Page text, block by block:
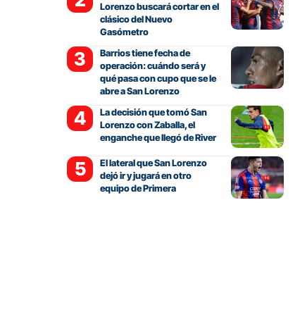
Lorenzo buscará cortar en el
clásico del Nuevo
Gasómetro
Barrios tiene fecha de
operación: cuándo será y
qué pasa con cupo que se le
abre a San Lorenzo
La decisión que tomó San
Lorenzo con Zaballa, el
enganche que llegó de River
El lateral que San Lorenzo
dejó ir y jugará en otro
equipo de Primera